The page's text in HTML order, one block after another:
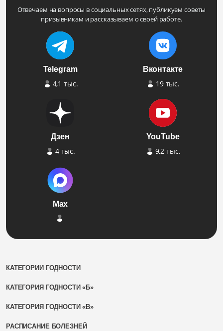
Отвечаем на вопросы в социальных сетях, публикуем советы
призывникам и рассказываем о своей работе.
Telegram
4,1 тыс.
Вконтакте
19 тыс.
Дзен
4 тыс.
YouTube
9,2 тыс.
Max
КАТЕГОРИИ ГОДНОСТИ
КАТЕГОРИЯ ГОДНОСТИ «Б»
КАТЕГОРИЯ ГОДНОСТИ «В»
РАСПИСАНИЕ БОЛЕЗНЕЙ